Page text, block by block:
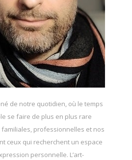
de notre quotidien, où le temps
se faire de plus en plus rare
professionnelles et nos
ceux qui recherchent un espace
personnelle. L’art-